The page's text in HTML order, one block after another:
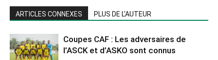
ARTICLES CONNEXES PLUS DE L'AUTEUR
Coupes CAF : Les adversaires de
l’ASCK et d’ASKO sont connus